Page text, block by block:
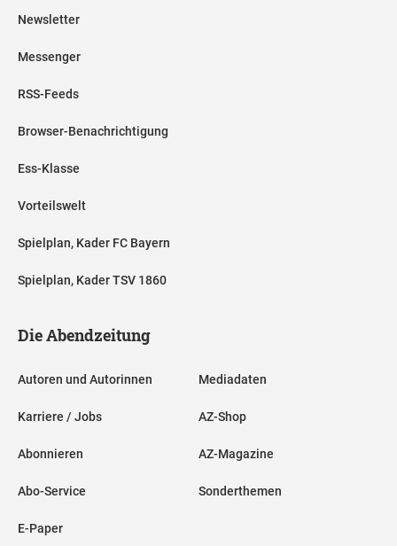
Newsletter
Messenger
RSS-Feeds
Browser-Benachrichtigung
Ess-Klasse
Vorteilswelt
Spielplan, Kader FC Bayern
Spielplan, Kader TSV 1860
Die Abendzeitung
Autoren und Autorinnen
Karriere / Jobs
Abonnieren
Abo-Service
E-Paper
Mediadaten
AZ-Shop
AZ-Magazine
Sonderthemen